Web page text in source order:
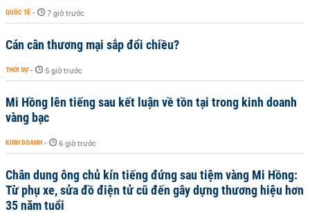
QUỐC TẾ - 7 giờ trước
Cán cân thương mại sắp đổi chiều?
THỜI SỰ - 5 giờ trước
Mi Hồng lên tiếng sau kết luận về tồn tại trong kinh doanh
vàng bạc
KINH DOANH - 6 giờ trước
Chân dung ông chủ kín tiếng đứng sau tiệm vàng Mi Hồng:
Từ phụ xe, sửa đồ điện tử cũ đến gây dựng thương hiệu hơn
35 năm tuổi